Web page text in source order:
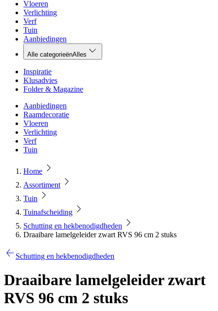
Vloeren
Verlichting
Verf
Tuin
Aanbiedingen
Alle categorieënAlles
Inspiratie
Klusadvies
Folder & Magazine
Aanbiedingen
Raamdecoratie
Vloeren
Verlichting
Verf
Tuin
Home
Assortiment
Tuin
Tuinafscheiding
Schutting en hekbenodigdheden
Draaibare lamelgeleider zwart RVS 96 cm 2 stuks
Schutting en hekbenodigdheden
Draaibare lamelgeleider zwart
RVS 96 cm 2 stuks